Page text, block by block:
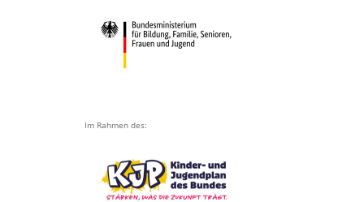
Im Rahmen des: